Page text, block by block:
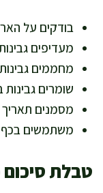
בודקים על
מעדיפים
מחממים
שומרים
מסמנים
משתמשים בכף
טבלת סיכום